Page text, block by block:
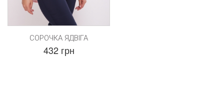
СОРОЧКА ЯДВІГА
432 грн